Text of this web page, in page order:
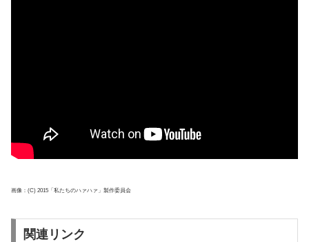
画像：(C) 2015「私たちのハァハァ」製作委員会
関連リンク